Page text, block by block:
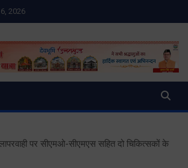
2026
| Uttarakhand
News
पर सीएमओ-सीएमएस सहित दो चिकित्सकों के